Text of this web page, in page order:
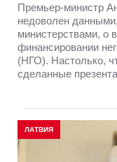
Премьер-министр
недоволен
министерствами, о
финансировании
(НГО). Настолько,
сделанные
ЛАТВИЯ